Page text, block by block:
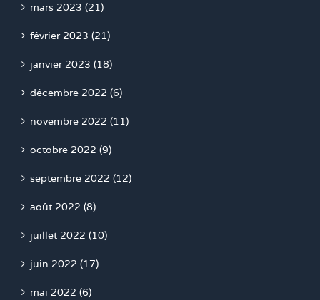
mars 2023 (21)
février 2023 (21)
janvier 2023 (18)
décembre 2022 (6)
novembre 2022 (11)
octobre 2022 (9)
septembre 2022 (12)
août 2022 (8)
juillet 2022 (10)
juin 2022 (17)
mai 2022 (6)